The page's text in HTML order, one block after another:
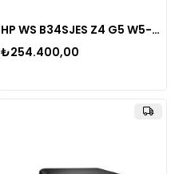
HP WS B34SJES Z4 G5 W5-2545 32GB 4800 MHZ DDR5 ECC RAM 1TB NVMe SSD NVIDIA RTX 4000 Ada 20GB WIN11PRO
₺254.400,00